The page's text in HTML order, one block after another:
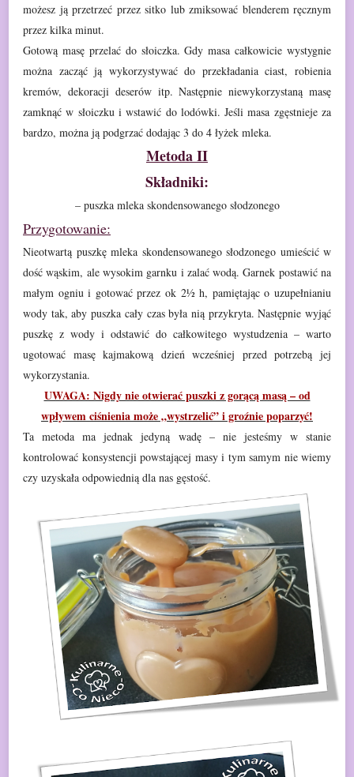
możesz ją przetrzeć przez sitko lubzmiksować blenderem ręcznym
przez kilka minut.
Gotową masę przelać do słoiczka. Gdy masa całkowicie wystygnie
można zacząć ją wykorzystywać do przekładania ciast, robienia
kremów, dekoracji deserów itp. Następnie niewykorzystaną masę
zamknąć w słoiczku i wstawić do lodówki. Jeśli masa zgęstnieje za
bardzo, można ją podgrzać dodając 3 do 4 łyżek mleka.
Metoda II
Składniki:
– puszka mleka skondensowanego słodzonego
Przygotowanie:
Nieotwartą puszkę mleka skondensowanego słodzonego umieścić w
dość wąskim, ale wysokim garnku i zalać wodą. Garnek postawić na
małym ogniu i gotować przez ok 2½ h, pamiętając o uzupełnianiu
wody tak, aby puszka cały czasbyła nią przykryta. Następnie wyjąć
puszkę z wody i odstawić do całkowitego wystudzenia – warto
ugotować masę kajmakową dzień wcześniej przed potrzebą jej
wykorzystania.
UWAGA: Nigdy nie otwierać puszki z gorącą masą – od
wpływemciśnienia może „wystrzelić” i groźnie poparzyć!
Ta metoda ma jednak jedyną wadę – nie jesteśmy w stanie
kontrolować konsystencji powstającej masy i tym samym nie wiemy
czy uzyskała odpowiednią dla nas gęstość.